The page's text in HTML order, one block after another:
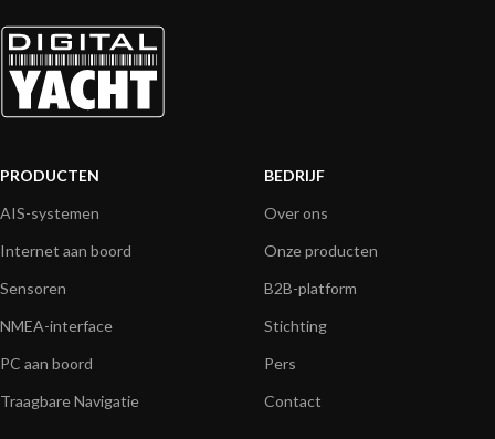
PRODUCTEN
AIS-systemen
Internet aan boord
Sensoren
NMEA-interface
PC aan boord
Traagbare Navigatie
BEDRIJF
Over ons
Onze producten
B2B-platform
Stichting
Pers
Contact